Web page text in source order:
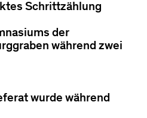
Schrittzählung
der
während zwei
wurde während